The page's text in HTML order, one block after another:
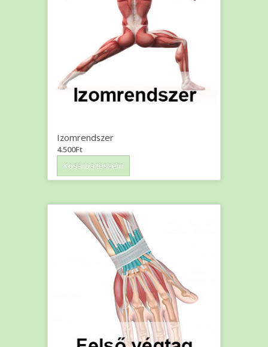
Izomrendszer
4.500Ft
Kosárba teszem